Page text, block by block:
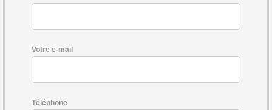
Votre e-mail
Téléphone